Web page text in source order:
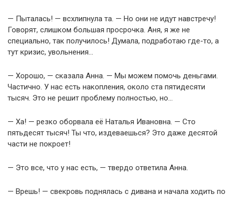
— Пыталась! — всхлипнула та. — Но они не идут навстречу!
Говорят, слишком большая просрочка. Аня, я же не
специально, так получилось! Думала, подработаю где-то, а
тут кризис, увольнения…
— Хорошо, — сказала Анна. — Мы можем помочь деньгами.
Частично. У нас есть накопления, около ста пятидесяти
тысяч. Это не решит проблему полностью, но…
— Ха! — резко оборвала её Наталья Ивановна. — Сто
пятьдесят тысяч! Ты что, издеваешься? Это даже десятой
части не покроет!
— Это все, что у нас есть, — твердо ответила Анна.
— Врешь! — свекровь поднялась с дивана и начала ходить по